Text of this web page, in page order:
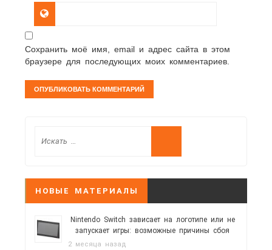
Сохранить моё имя, email и адрес сайта в этом
браузере для последующих моих комментариев.
НОВЫЕ МАТЕРИАЛЫ
Nintendo Switch зависает на логотипе или не
запускает игры: возможные причины сбоя
2 месяца назад